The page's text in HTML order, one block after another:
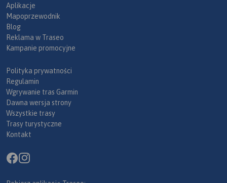
Aplikacje
Mapoprzewodnik
Blog
Reklama w Traseo
Kampanie promocyjne
Polityka prywatności
Regulamin
Wgrywanie tras Garmin
Dawna wersja strony
Wszystkie trasy
Trasy turystyczne
Kontakt